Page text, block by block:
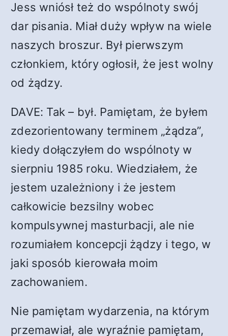
Jess wniósł też do wspólnoty swój
dar pisania. Miał duży wpływ na wiele
naszych broszur. Był pierwszym
członkiem, który ogłosił, że jest wolny
od żądzy.
DAVE: Tak – był. Pamiętam, że byłem
zdezorientowany terminem „żądza”,
kiedy dołączyłem do wspólnoty w
sierpniu 1985 roku. Wiedziałem, że
jestem uzależniony i że jestem
całkowicie bezsilny wobec
kompulsywnej masturbacji, ale nie
rozumiałem koncepcji żądzy i tego, w
jaki sposób kierowała moim
zachowaniem.
Nie pamiętam wydarzenia, na którym
przemawiał, ale wyraźnie pamiętam,